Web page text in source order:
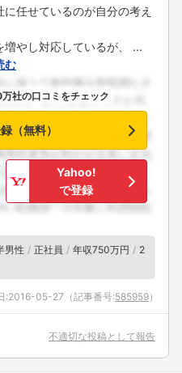
任せているのが自分の考え
やし対応しているが、 ...
む
社の口コミをチェック
（無料）
Yahoo!
で登録
男性 正社員 年収750万円
2
:2016-05-27 （記事番号:585959）
不適切な投稿として報告